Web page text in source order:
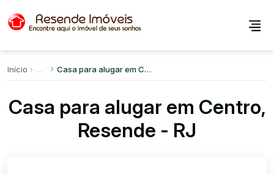
Início Casa para alugar em Centro
Casa para alugar em Centro,
Resende - RJ